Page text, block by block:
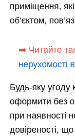
приміщення,
об’єктом,
➡️ Читайте
нерухомості
Будь-яку угоду
оформити без
при наявності
довіреності,